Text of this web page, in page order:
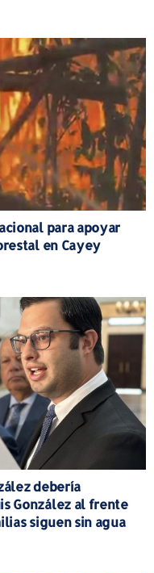
para apoyar
en Cayey
debería
González al frente
siguen sin agua